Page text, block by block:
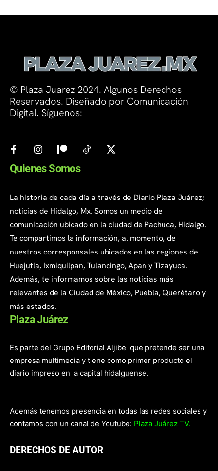
© Plaza Juarez 2024. Algunos Derechos
Reservados. Diseñado por Comunicación
Digital. Síguenos:
Quienes Somos
La historia de cada día a través de Diario Plaza Juárez;
noticias de Hidalgo, Mx. Somos un medio de
comunicación ubicado en la ciudad de Pachuca, Hidalgo.
Te compartimos la información, al momento, de
nuestros corresponsales ubicados en las regiones de
Huejutla, Ixmiquilpan, Tulancingo, Apan y Tizayuca.
Además, te informamos sobre las noticias más
relevantes de la Ciudad de México, Puebla, Querétaro y
más estados.
Plaza Juárez
Es parte del Grupo Editorial Aljibe, que pretende ser una
empresa multimedia y tiene como primer producto el
diario impreso en la capital hidalguense.
Además tenemos presencia en todas las redes sociales y
contamos con un canal de Youtube: Plaza Juárez TV.
DERECHOS DE AUTOR